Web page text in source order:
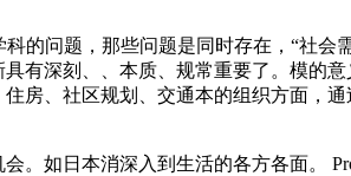
问题，那些问题是同时存在，“社会需
有深刻、、本质、规常重要了。模的
房、社区规划、交通本的组织方面，
如日本消深入到生活的各方各面。